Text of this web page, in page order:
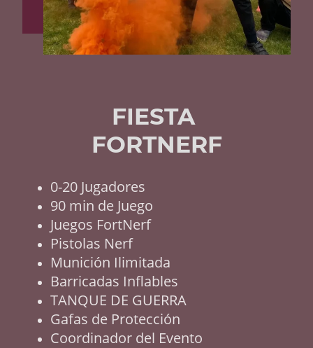
FIESTA
FORTNERF
0-20 Jugadores
90 min de Juego
Juegos FortNerf
Pistolas Nerf
Munición Ilimitada
Barricadas Inflables
TANQUE DE GUERRA
Gafas de Protección
Coordinador del Evento